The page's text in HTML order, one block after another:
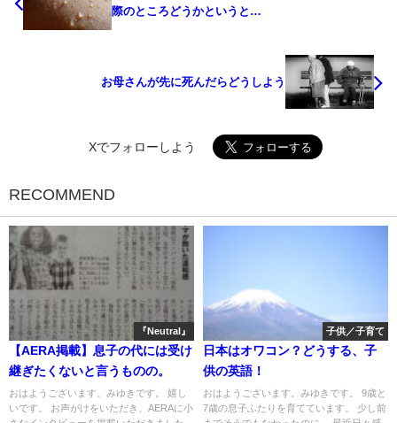
際のところどうかというと…
お母さんが先に死んだらどうしよう
Xでフォローしよう
RECOMMEND
『Neutral』
【AERA掲載】息子の代には受け
継ぎたくないと言うものの。
おはようございます。みゆきです。 嬉し
いです。 お声がけをいただき、AERAに小
子供／子育て
日本はオワコン？どうする、子
供の英語！
おはようございます。みゆきです。 9歳と
7歳の息子ふたりを育てています。 少し前